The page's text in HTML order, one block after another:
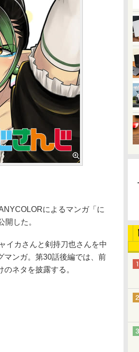
によるマンガ「に
開した。
イカさんと剣持刀也さんを中
マンガ。第30話後編では、前
ネタを披露する。